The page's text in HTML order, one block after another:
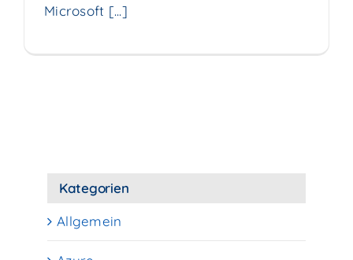
Microsoft [...]
Kategorien
Allgemein